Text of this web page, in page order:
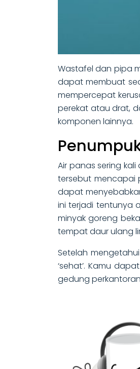
Wastafel dan pipa
dapat membuat
mempercepat
perekat atau drat,
komponen lainnya.
Air panas sering
tersebut mencapai
dapat
ini terjadi tentunya
minyak goreng
tempat daur ulang
Setelah
‘sehat’. Kamu
gedung